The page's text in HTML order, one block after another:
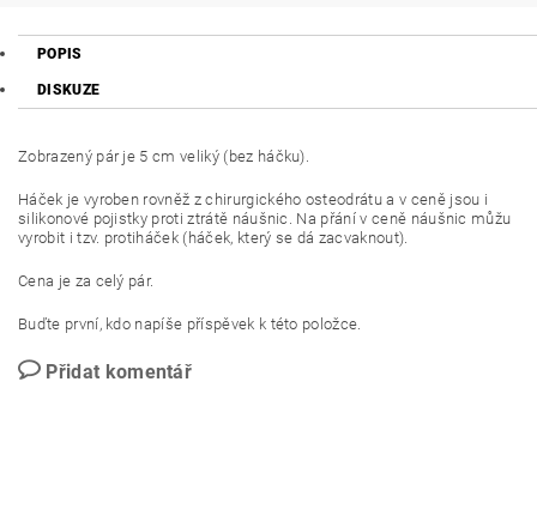
POPIS
DISKUZE
Zobrazený pár je 5 cm veliký (bez háčku).
Háček je vyroben rovněž z chirurgického osteodrátu a v ceně jsou i
silikonové pojistky proti ztrátě náušnic. Na přání v ceně náušnic můžu
vyrobit i tzv. protiháček (háček, který se dá zacvaknout).
Cena je za celý pár.
Buďte první, kdo napíše příspěvek k této položce.
Přidat komentář